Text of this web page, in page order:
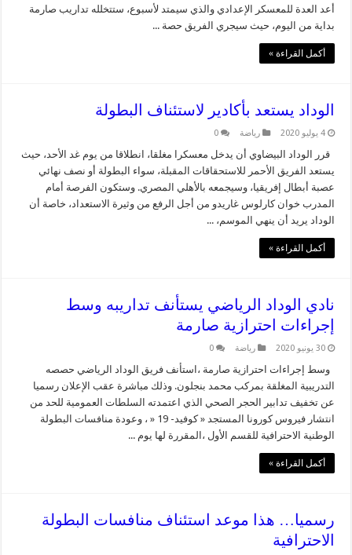
أعد العدة للمعسكر الإعدادي والذي سيمتد لأسبوع، ستتخلله تداريب صارمة
بداية من اليوم، حيث سيجري الفريق حصة ...
أكمل القراءة »
الوداد يستعد بأكادير لاستئناف البطولة
4 يوليو 2020 رياضة 0
قرر الوداد البيضاوي أن يدخل معسكرا مغلقا، انطلاقا من يوم غد الأحد، حيث
يستعد الفريق الأحمر للاستحقاقات المقبلة، سواء البطولة أو نصف نهائي
عصبة أبطال إفريقيا، وسيجمعه بالأهلي المصري. وستكون الفرصة أمام
المدرب خوان كارلوس غاريدو من أجل الرفع من وثيرة الاستعداد، خاصة أن
الوداد يريد أن ينهي الموسم، ...
أكمل القراءة »
نادي الوداد الرياضي يستأنف تداريبه وسط
إجراءات احترازية صارمة
30 يونيو 2020 رياضة 0
وسط إجراءات احترازية صارمة ،استأنف فريق الوداد الرياضي حصصه
التدريبية المغلقة بمركب محمد بنجلون. وذلك مباشرة عقب الإعلان رسميا
عن تخفيف تدابير الحجر الصحي الذي اعتمدته السلطات العمومية للحد من
انتشار فيروس كورونا المستجد « كوفيد- 19 « ، وعودة منافسات البطولة
الوطنية الاحترافية للقسم الأول ،المقررة لها يوم ...
أكمل القراءة »
رسميا… هذا موعد استئناف منافسات البطولة
الاحترافية